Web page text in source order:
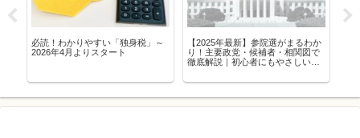
必読！わかりやすい「独身税」～
2026年4月よりスタート
【2025年最新】参院選がまるわか
り！主要政党・候補者・相関図で
徹底解説｜初心者にもやさしい参